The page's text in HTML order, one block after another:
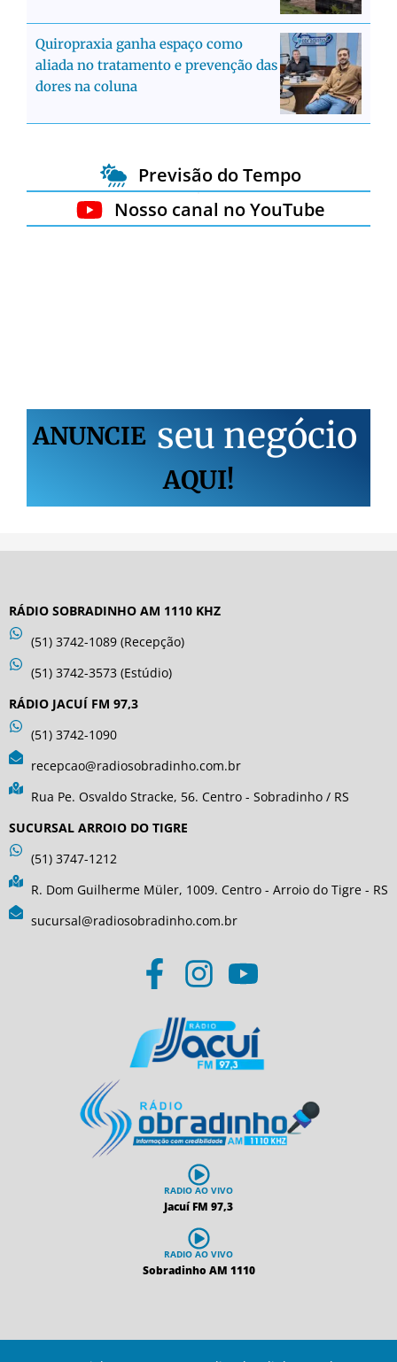
Quiropraxia ganha espaço como
aliada no tratamento e prevenção das
dores na coluna
Previsão do Tempo
Nosso canal no YouTube
ANUNCIE seu negócio
AQUI!
RÁDIO SOBRADINHO AM 1110 KHZ
(51) 3742-1089 (Recepção)
(51) 3742-3573 (Estúdio)
RÁDIO JACUÍ FM 97,3
(51) 3742-1090
recepcao@radiosobradinho.com.br
Rua Pe. Osvaldo Stracke, 56. Centro - Sobradinho / RS
SUCURSAL ARROIO DO TIGRE
(51) 3747-1212
R. Dom Guilherme Müler, 1009. Centro - Arroio do Tigre - RS
sucursal@radiosobradinho.com.br
RADIO AO VIVO
Jacuí FM 97,3
RADIO AO VIVO
Sobradinho AM 1110